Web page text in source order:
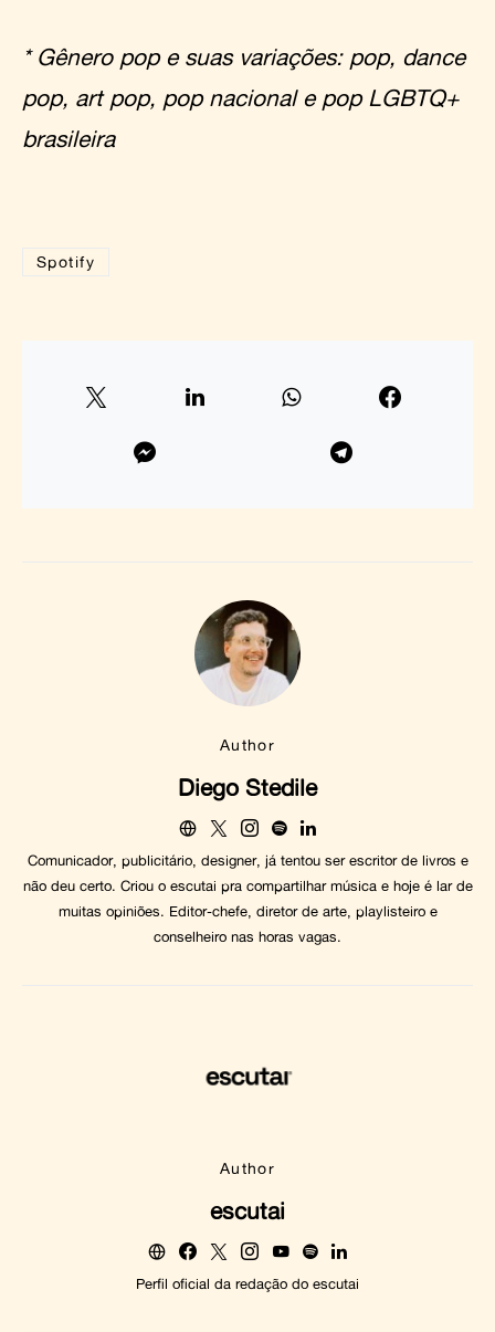
* Gênero pop e suas variações: pop, dance
pop, art pop, pop nacional e pop LGBTQ+
brasileira
Spotify
Author
Diego Stedile
Comunicador, publicitário, designer, já tentou ser escritor de livros e
não deu certo. Criou o escutai pra compartilhar música e hoje é lar de
muitas opiniões. Editor-chefe, diretor de arte, playlisteiro e
conselheiro nas horas vagas.
Author
escutai
Perfil oficial da redação do escutai